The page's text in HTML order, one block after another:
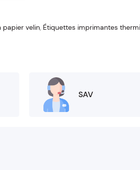
papier velin, Étiquettes imprimantes
SAV